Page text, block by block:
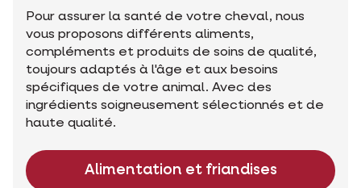
Pour assurer la santé de votre cheval, nous
vous proposons différents aliments,
compléments et produits de soins de qualité,
toujours adaptés à l'âge et aux besoins
spécifiques de votre animal. Avec des
ingrédients soigneusement sélectionnés et de
haute qualité.
Alimentation et friandises